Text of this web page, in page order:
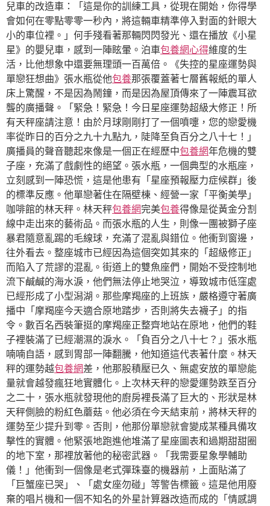
兒車的改造車：「這是你的訓練工具，從現在開始，你得學
會如何在零點零零一秒內，將這輛車精準停入對面的針眼大
小的車位裡。」何手殘看著那輛閃閃發光、還在播放《小星
星》的嬰兒車，感到一陣眩暈。泊車包養網心得維度的生
活，比他想象中還要無理頭一百萬倍。《失控的星座運勢與
單戀狂想曲》張水瓶從他包養那張覆蓋著七層舊報紙的單人
床上驚醒，不是因為鬧鐘，而是因為屋頂傳來了一陣震耳欲
聾的廣播聲。「緊急！緊急！今日星座運勢超級大修正！所
有天秤座請注意！由於月球剛剛打了一個噴嚏，您的戀愛機
率從昨日的百分之九十九點九，陡降至負百分之八十七！」
廣播員的聲音聽起來像是一個正在經歷中包養網年危機的雙
子座，充滿了戲劇性的絕望。張水瓶，一個典型的水瓶座，
立刻感到一陣恐慌，這是他患有「星座預報壓力症候群」後
的標準反應。他單戀著住在隔壁棟、經營一家「平衡美學」
咖啡館的林天秤。林天秤包養網完美包養得像是從黃金分割
線中走出來的藝術品。而張水瓶的人生，則像一團被獅子座
暴君隨意亂踢的毛線球，充滿了混亂與錯位。他衝到窗邊，
往外看去。整座城市已經因為這個突如其來的「超級修正」
而陷入了荒謬的混亂。街道上的雙魚座們，開始不受控制地
流下鹹鹹的海水淚，他們無法停止地哭泣，導致城市低窪處
已經形成了小型潟湖。那些摩羯座的上班族，嚴格遵守著廣
播中「摩羯座今天適合原地踏步，否則將失去襪子」的指
令。數百名西裝筆挺的摩羯座正整齊地站在原地，他們的鞋
子裡裝滿了已經潮濕的淚水。「負百分之八十七？」張水瓶
喃喃自語，感到胃部一陣翻騰，他知道這代表著什麼。林天
秤的運勢越包養網差，他那股積壓已久、無處安放的單戀能
量就會越發瘋狂地實體化。上次林天秤的戀愛運勢跌至百分
之二十，張水瓶就發現他的廚房裡長滿了巨大的、形狀是林
天秤側臉的粉紅色蘑菇。他必須在今天結束前，將林天秤的
運勢至少提升到零。否則，他那份單戀就會變成某種具備攻
擊性的實體。他緊張地跑進他堆滿了星座圖表和過期甜甜圈
的地下室，那裡放著他的秘密武器。「我需要星象學輔助
儀！」他衝到一個像是老式彈珠臺的機器前，上面貼滿了
「巨蟹座已哭」、「處女座勿碰」等警告標籤。這是他用廢
棄的唱片機和一個不知名的外星計算器改造而成的「情感調